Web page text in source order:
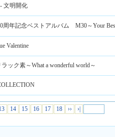
文明開化
周年記念ベストアルバム M30～Your
Valentine
ック素～What a wonderful world～
14 15 16 17 18 ›› ›|